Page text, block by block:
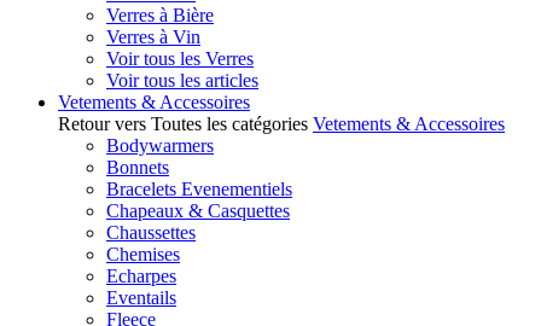
Verres à Bière
Verres à Vin
Voir tous les Verres
Voir tous les articles
Vetements & Accessoires
Retour vers Toutes les catégories Vetements & Accessoires
Bodywarmers
Bonnets
Bracelets Evenementiels
Chapeaux & Casquettes
Chaussettes
Chemises
Echarpes
Eventails
Fleece